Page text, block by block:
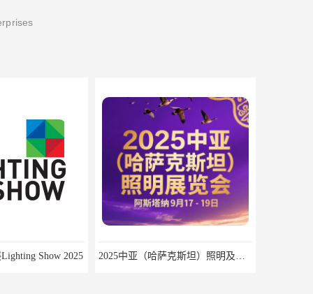
2025中亚（哈萨克斯坦）照明及智慧城市展 2025年是马来西亚LED照明展的第15个展会年头